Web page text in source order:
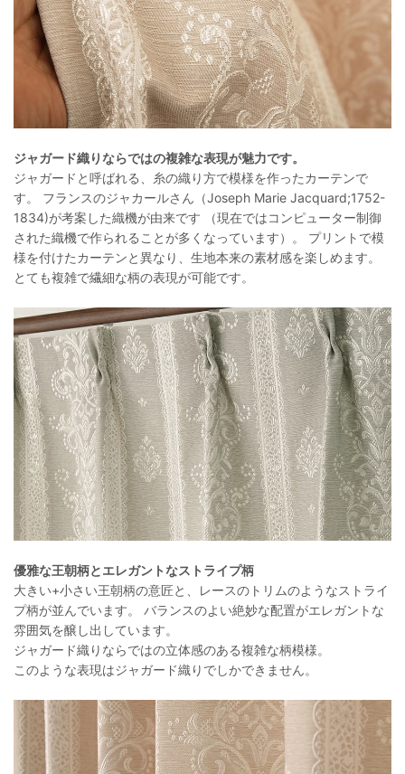
ジャガード織りならではの複雑な表現が魅力です。
ジャガードと呼ばれる、糸の織り方で模様を作ったカーテンで
す。 フランスのジャカールさん（Joseph Marie Jacquard;1752-
1834)が考案した織機が由来です （現在ではコンピューター制御
された織機で作られることが多くなっています）。 プリントで模
様を付けたカーテンと異なり、生地本来の素材感を楽しめます。
とても複雑で繊細な柄の表現が可能です。
優雅な王朝柄とエレガントなストライプ柄
大きい+小さい王朝柄の意匠と、レースのトリムのようなストライ
プ柄が並んでいます。 バランスのよい絶妙な配置がエレガントな
雰囲気を醸し出しています。
ジャガード織りならではの立体感のある複雑な柄模様。
このような表現はジャガード織りでしかできません。